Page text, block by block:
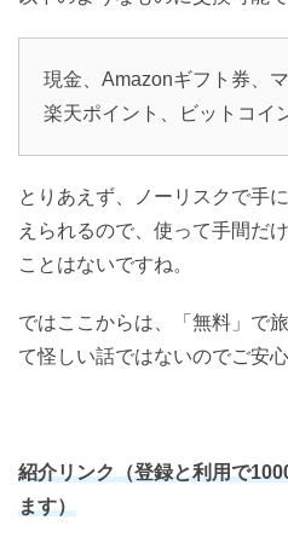
現金、Amazonギフト券、
楽天ポイント、ビットコイ
とりあえず、ノーリスクで手
えられるので、使って手間だ
ことはないですね。
ではここからは、「無料」で
て怪しい話ではないのでご安心
紹介リンク（登録と利用で
ます）